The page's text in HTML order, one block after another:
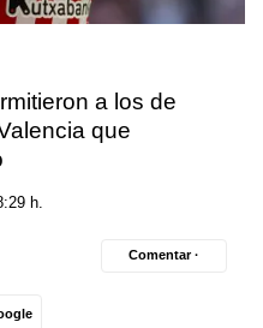
a los de
que
h.
Comentar ·